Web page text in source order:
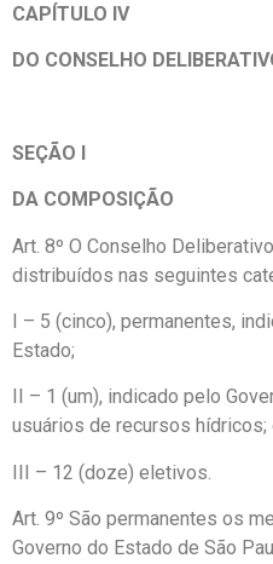
CAPÍTULO IV
DO CONSELHO
SEÇÃO I
DA COMPOSIÇÃO
Art. 8º O Conselho
distribuídos nas seguintes
I – 5 (cinco), permanentes,
Estado;
II – 1 (um), indicado pelo
usuários de recursos hídricos;
III – 12 (doze) eletivos.
Art. 9º São permanentes os
Governo do Estado de São